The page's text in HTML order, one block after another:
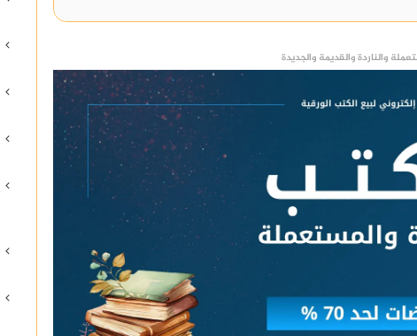
والناردة والقديمة والجديدة